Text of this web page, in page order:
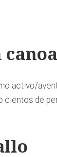
activo/
cientos de